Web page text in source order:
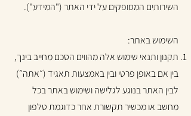
השירותים המסופקים על ידי האתר ("המידע").
השימוש באתר:
תקנון ותנאי שימוש אלה מהווים הסכם מחייב בינך,
בין אם באופן פרטי ובין באמצעות תאגיד (״אתה״)
לבין האתר בנוגע לגלישה ושימוש באתר בכל
מחשב או מכשיר תקשורת אחר כדוגמת טלפון